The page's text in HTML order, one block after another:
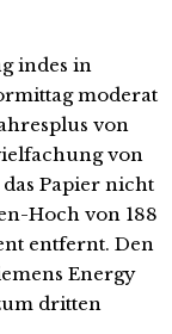
indes in
moderat
von
von
Papier nicht
Hoch von 188
entfernt. Den
Energy
dritten